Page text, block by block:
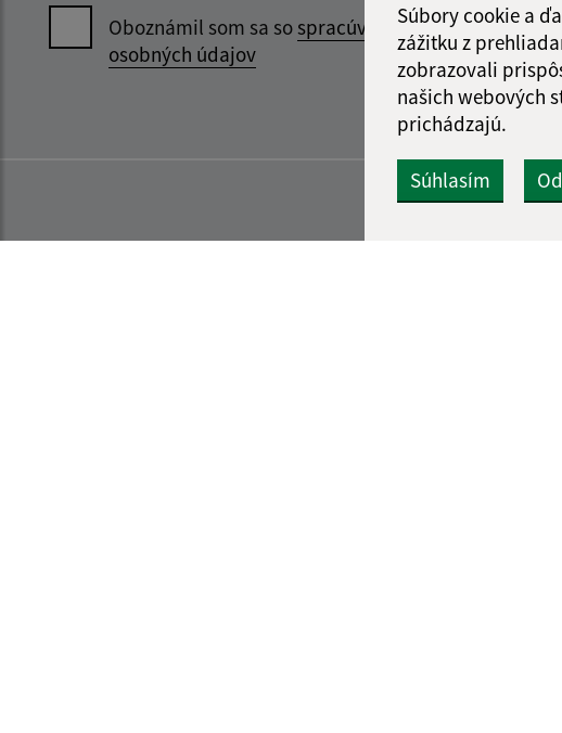
Súbory cookie a
zážitku z
zobrazovali
našich webových
prichádzajú.
Súhlasím
Oboznámil som sa sospracúvaním
osobných údajov
Google